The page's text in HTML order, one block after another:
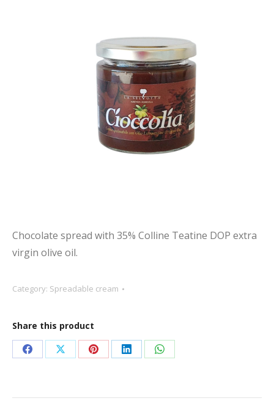
Chocolate spread with 35% Colline Teatine DOP extra
virgin olive oil.
Category: Spreadable cream
Share this product
Share
Facebook
Share
X
Share
Pinterest
Share
LinkedIn
Share
WhatsApp